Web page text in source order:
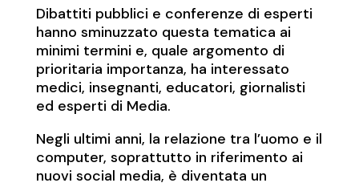
Dibattiti pubblici e conferenze di esperti
hanno sminuzzato questa tematica ai
minimi termini e, quale argomento di
prioritaria importanza, ha interessato
medici, insegnanti, educatori, giornalisti
ed esperti di Media.
Negli ultimi anni, la relazione tra l’uomo e il
computer, soprattutto in riferimento ai
nuovi social media, è diventata un